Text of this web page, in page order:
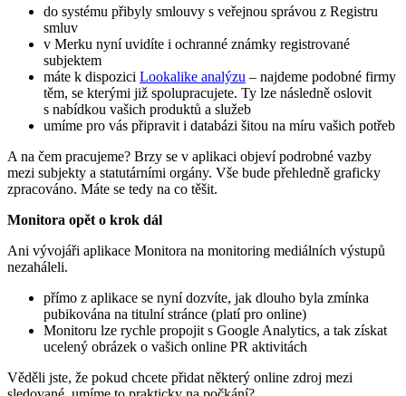
do systému přibyly smlouvy s veřejnou správou z Registru
smluv
v Merku nyní uvidíte i ochranné známky registrované
subjektem
máte k dispozici Lookalike analýzu – najdeme podobné firmy
těm, se kterými již spolupracujete. Ty lze následně oslovit
s nabídkou vašich produktů a služeb
umíme pro vás připravit i databázi šitou na míru vašich potřeb
A na čem pracujeme? Brzy se v aplikaci objeví podrobné vazby
mezi subjekty a statutárními orgány. Vše bude přehledně graficky
zpracováno. Máte se tedy na co těšit.
Monitora opět o krok dál
Ani vývojáři aplikace Monitora na monitoring mediálních výstupů
nezaháleli.
přímo z aplikace se nyní dozvíte, jak dlouho byla zmínka
pubikována na titulní stránce (platí pro online)
Monitoru lze rychle propojit s Google Analytics, a tak získat
ucelený obrázek o vašich online PR aktivitách
Věděli jste, že pokud chcete přidat některý online zdroj mezi